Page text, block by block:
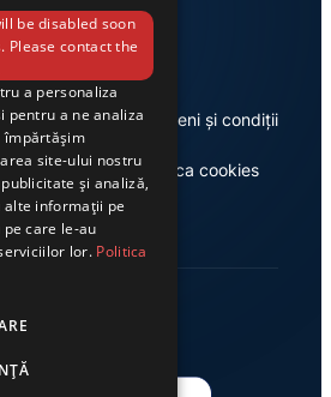
Termeni și condiții
Politica cookies
be disabled soon
Please contact the
a personaliza
pentru a ne analiza
împărtășim
site-ului nostru
și analiză,
alte informații pe
care le-au
lor. Politica